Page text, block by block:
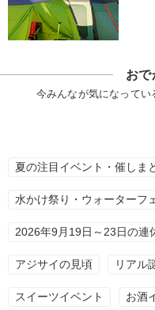
おで
今みんなが気になってい
夏の注目イベント・催しま
水かけ祭り・ウォーターフ
2026年9月19日～23日の連
アジサイの見頃 リアル
スイーツイベント お酒